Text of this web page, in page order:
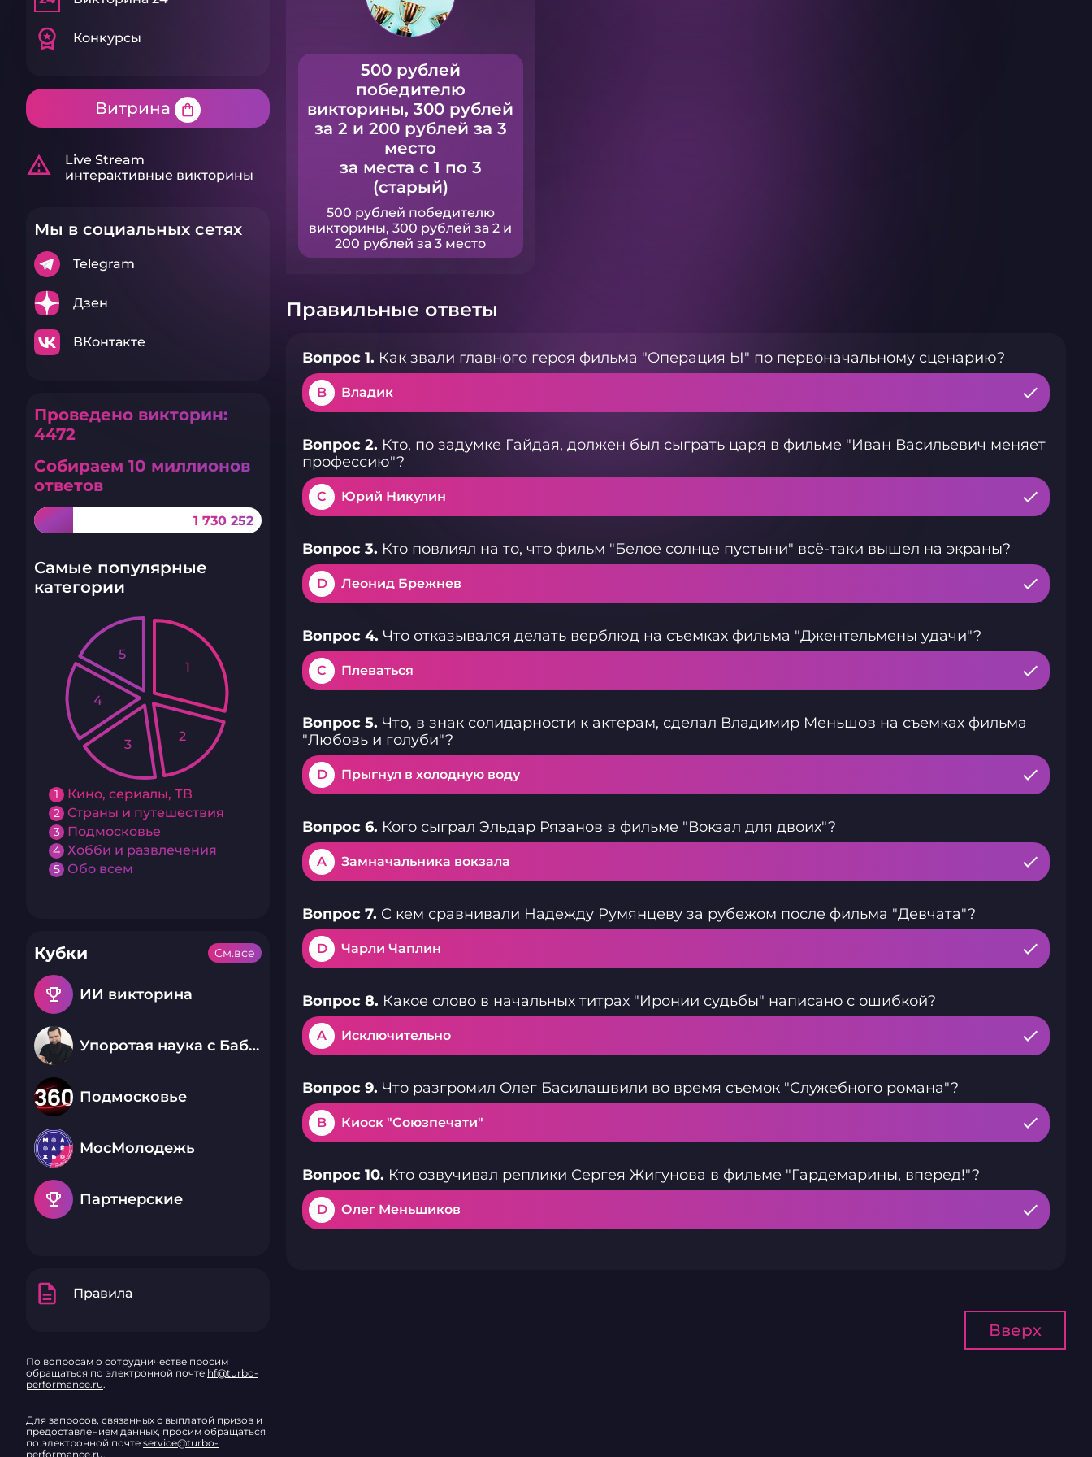
workspace_premium Конкурсы
Витрина shopping_bag
warning_amber
Live Stream
интерактивные викторины
Мы в социальных сетях
Telegram
Дзен
ВКонтакте
Проведено викторин:
4472
Собираем 10 миллионов
ответов
1 730 252
Самые популярные
категории
1 Кино, сериалы, ТВ
2 Страны и путешествия
3 Подмосковье
4 Хобби и развлечения
5 Обо всем
1
2
3
4
5
Кубки
emoji_events ИИ викторина
Упоротая наука с Бабаем Лютым
Подмосковье
МосМолодежь
emoji_events Партнерские
См.все
description Правила
По вопросам о сотрудничестве просим
обращаться по электронной почте hf@turbo-
performance.ru.
Для запросов, связанных с выплатой призов и
предоставлением данных, просим обращаться
по электронной почте service@turbo-
performance.ru.
500 рублей
победителю
викторины, 300 рублей
за 2 и 200 рублей за 3
место
за места с 1 по 3
(старый)
500 рублей победителю
викторины, 300 рублей за 2 и
200 рублей за 3 место
Правильные ответы
Вопрос 1. Как звали главного героя фильма "Операция Ы" по первоначальному сценарию?
B Владик
Вопрос 2. Кто, по задумке Гайдая, должен был сыграть царя в фильме "Иван Васильевич меняет
профессию"?
C Юрий Никулин
Вопрос 3. Кто повлиял на то, что фильм "Белое солнце пустыни" всё-таки вышел на экраны?
D Леонид Брежнев
Вопрос 4. Что отказывался делать верблюд на съемках фильма "Джентельмены удачи"?
C Плеваться
Вопрос 5. Что, в знак солидарности к актерам, сделал Владимир Меньшов на съемках фильма
"Любовь и голуби"?
D Прыгнул в холодную воду
Вопрос 6. Кого сыграл Эльдар Рязанов в фильме "Вокзал для двоих"?
A Замначальника вокзала
Вопрос 7. С кем сравнивали Надежду Румянцеву за рубежом после фильма "Девчата"?
D Чарли Чаплин
Вопрос 8. Какое слово в начальных титрах "Иронии судьбы" написано с ошибкой?
A Исключительно
Вопрос 9. Что разгромил Олег Басилашвили во время съемок "Служебного романа"?
B Киоск "Союзпечати"
Вопрос 10. Кто озвучивал реплики Сергея Жигунова в фильме "Гардемарины, вперед!"?
D Олег Меньшиков
Вверх